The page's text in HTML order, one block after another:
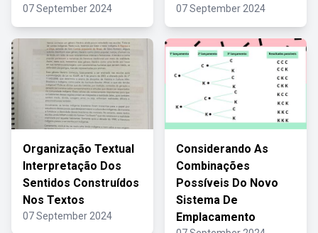
07 September 2024 07 September 2024
Organização Textual
Interpretação Dos
Sentidos Construídos
Nos Textos
07 September 2024
Considerando As
Combinações
Possíveis Do Novo
Sistema De
Emplacamento